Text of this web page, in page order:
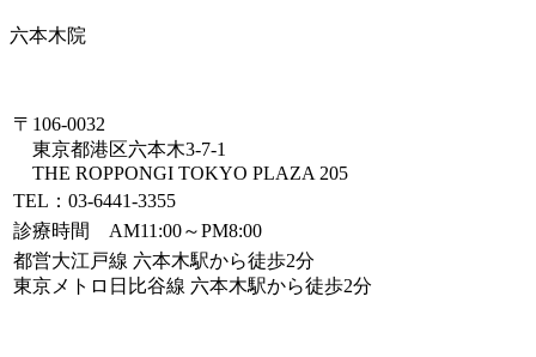
六本木院
〒106-0032
東京都港区六本木3-7-1
THE ROPPONGI TOKYO PLAZA 205
TEL：03-6441-3355
診療時間 AM11:00～PM8:00
都営大江戸線 六本木駅から徒歩2分
東京メトロ日比谷線 六本木駅から徒歩2分